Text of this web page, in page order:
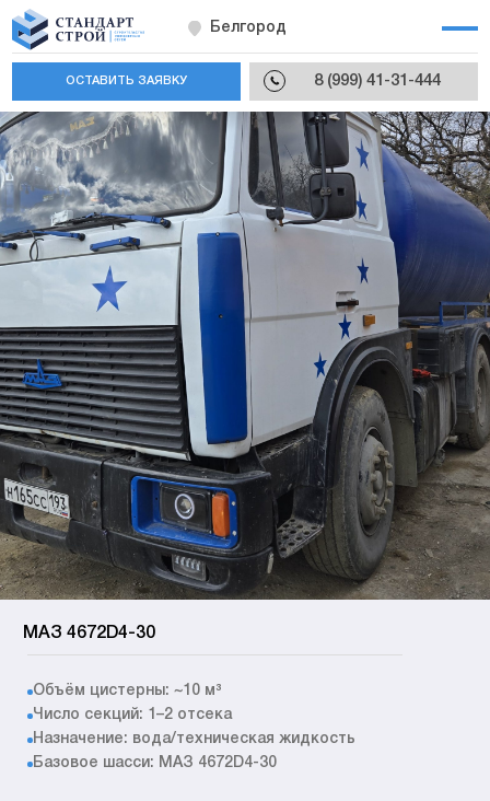
Белгород
8 (999) 41-31-444
ОСТАВИТЬ ЗАЯВКУ
МАЗ 4672D4-30
Объём цистерны: ~10 м³
Число секций: 1–2 отсека
Назначение: вода/техническая жидкость
Базовое шасси: МАЗ 4672D4-30